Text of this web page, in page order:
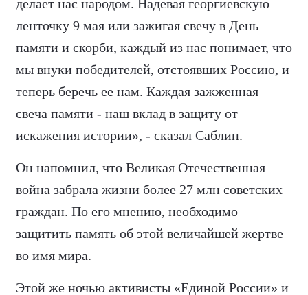
делает нас народом. Надевая георгиевскую
ленточку 9 мая или зажигая свечу в День
памяти и скорби, каждый из нас понимает, что
мы внуки победителей, отстоявших Россию, и
теперь беречь ее нам. Каждая зажженная
свеча памяти - наш вклад в защиту от
искажения истории», - сказал Саблин.
Он напомнил, что Великая Отечественная
война забрала жизни более 27 млн советских
граждан. По его мнению, необходимо
защитить память об этой величайшей жертве
во имя мира.
Этой же ночью активисты «Единой России» и